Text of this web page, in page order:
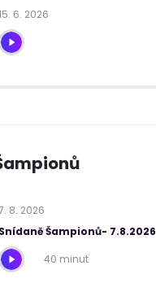
. 6. 2026
. 8. 2026
Snídaně Šampionů- 7.8.2026
40 minut